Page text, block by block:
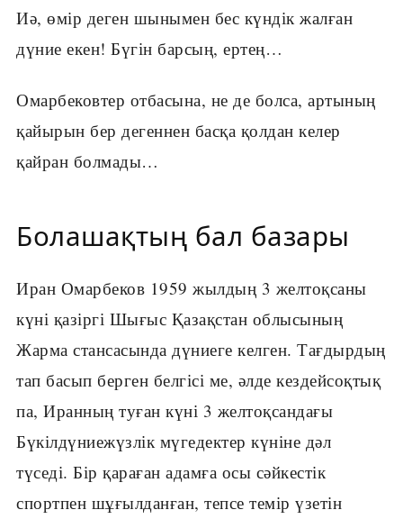
Иә, өмір деген шынымен бес күндік жалған
дүние екен! Бүгін барсың, ертең…
Омарбековтер отбасына, не де болса, артының
қайырын бер дегеннен басқа қолдан келер
қайран болмады…
Болашақтың бал базары
Иран Омарбеков 1959 жылдың 3 желтоқсаны
күні қазіргі Шығыс Қазақстан облысының
Жарма стансасында дүниеге келген. Тағдырдың
тап басып берген белгісі ме, әлде кездейсоқтық
па, Иранның туған күні 3 желтоқсандағы
Бүкілдүниежүзлік мүгедектер күніне дәл
түседі. Бір қараған адамға осы сәйкестік
спортпен шұғылданған, тепсе темір үзетін